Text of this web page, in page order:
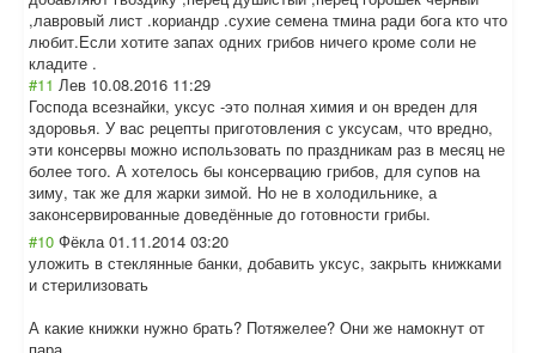
,лавровый лист .кориандр .сухие семена тмина ради бога кто что
любит.Если хотите запах одних грибов ничего кроме соли не
кладите .
#11 Лев 10.08.2016 11:29
Господа всезнайки, уксус -это полная химия и он вреден для
здоровья. У вас рецепты приготовления с уксусам, что вредно,
эти консервы можно использовать по праздникам раз в месяц не
более того. А хотелось бы консервацию грибов, для супов на
зиму, так же для жарки зимой. Но не в холодильнике, а
законсервированные доведённые до готовности грибы.
#10 Фёкла 01.11.2014 03:20
уложить в стеклянные банки, добавить уксус, закрыть книжками
и стерилизовать
А какие книжки нужно брать? Потяжелее? Они же намокнут от